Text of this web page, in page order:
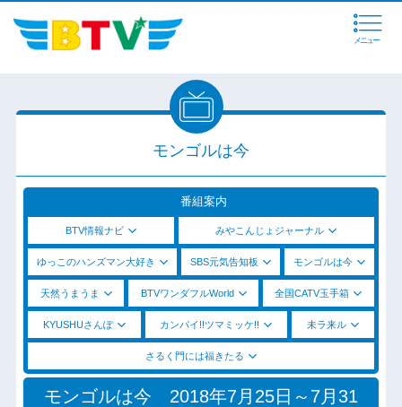
メニュー
モンゴルは今
番組案内
BTV情報ナビ みやこんじょジャーナル
ゆっこのハンズマン大好き SBS元気告知板 モンゴルは今
天然うまうま BTVワンダフルWorld 全国CATV玉手箱
KYUSHUさんぽ カンパイ!!ツマミッケ!! 未ラ来ル
さるく門には福きたる
モンゴルは今 2018年7月25日～7月31